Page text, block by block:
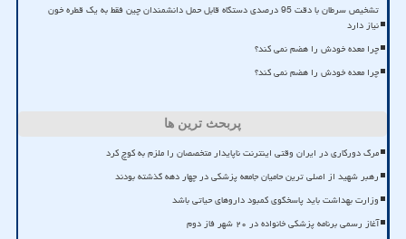
تشخیص سرطان با دقت 95 درصدی دستگاه قابل حمل دانشمندان چین فقط به یک قطره خون
نیاز دارد
چرا معده خودش را هضم نمی کند؟
چرا معده خودش را هضم نمی کند؟
پربحث ترین ها
مرگ دورکاری در ایران وقتی اینترنت ناپایدار متخصصان را ملزم به کوچ کرد
رهبر شهید از اصلی ترین حامیان جامعه پزشکی در چهار دهه گذشته بودند
وزارت بهداشت باید پاسخگوی کمبود داروهای حیاتی باشد
آغاز رسمی برنامه پزشکی خانواده در ۲۰ شهر فاز دوم